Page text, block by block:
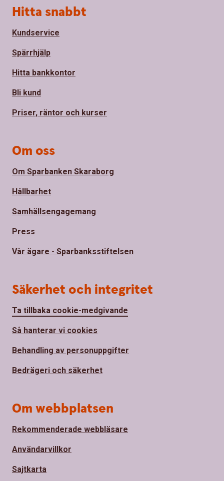
Sidfot
Hitta snabbt
Kundservice
Spärrhjälp
Hitta bankkontor
Bli kund
Priser, räntor och kurser
Om oss
Om Sparbanken Skaraborg
Hållbarhet
Samhällsengagemang
Press
Vår ägare - Sparbanksstiftelsen
Säkerhet och integritet
Ta tillbaka cookie-medgivande
Så hanterar vi cookies
Behandling av personuppgifter
Bedrägeri och säkerhet
Om webbplatsen
Rekommenderade webbläsare
Användarvillkor
Sajtkarta